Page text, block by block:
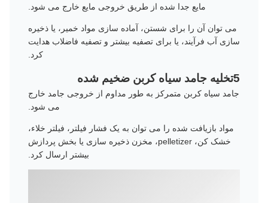
مایع جدا شده از طریق خروجی مایع خارج می شود.
می توان آن را برای شستن، آماده سازی مواد خمیر، یا ذخیره
سازی آب فرآیند، یا برای تصفیه بیشتر و تصفیه فاضلاب هدایت
کرد.
5تخلیه جامد سیاه کربن ضخیم شده
جامد سیاه کربن متمرکز به طور مداوم از خروجی جامد خارج
می شود.
مواد بازیافت شده را می توان به یک فشار فیلتر، فیلتر خلاء،
خشک کن، pelletizer، مخزن ذخیره سازی یا بخش پردازش
بیشتر ارسال کرد.